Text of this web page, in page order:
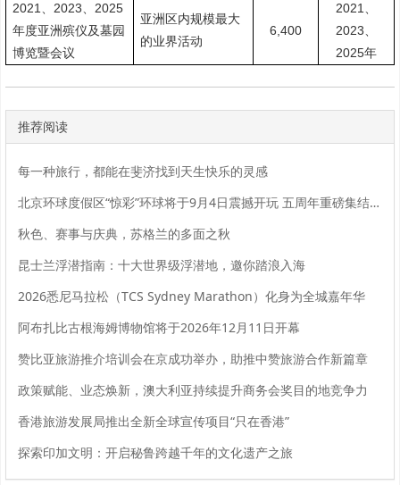
2021、 2023、 2025
年度亚洲殡仪及墓园
博览暨会议
亚洲区内规模最大
的业界活动
6,400
2021、
2023、
2025年
推荐阅读
每一种旅行，都能在斐济找到天生快乐的灵感
北京环球度假区“惊彩”环球将于9月4日震撼开玩 五周年重磅集结《盗墓笔记》《第五人格》等超人气IP
秋色、赛事与庆典，苏格兰的多面之秋
昆士兰浮潜指南：十大世界级浮潜地，邀你踏浪入海
2026悉尼马拉松（TCS Sydney Marathon）化身为全城嘉年华
阿布扎比古根海姆博物馆将于2026年12月11日开幕
赞比亚旅游推介培训会在京成功举办，助推中赞旅游合作新篇章
政策赋能、业态焕新，澳大利亚持续提升商务会奖目的地竞争力
香港旅游发展局推出全新全球宣传项目“只在香港”
探索印加文明：开启秘鲁跨越千年的文化遗产之旅